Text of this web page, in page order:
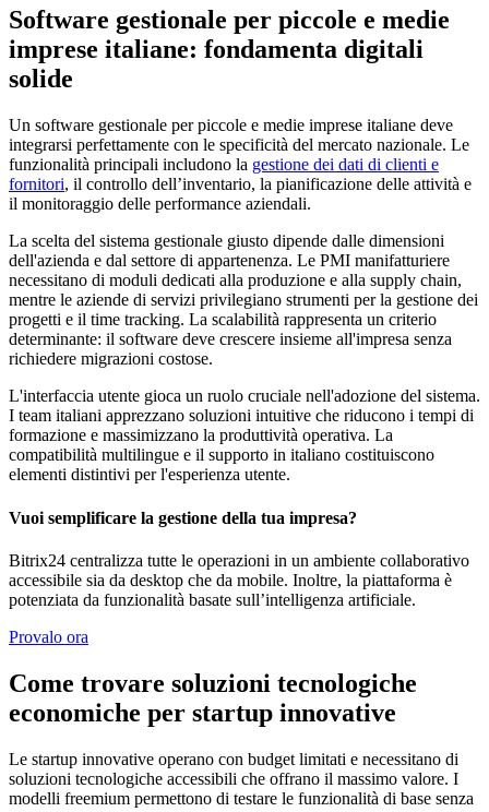
Software gestionale per piccole e medie
imprese italiane: fondamenta digitali
solide
Un software gestionale per piccole e medie imprese italiane deve
integrarsi perfettamente con le specificità del mercato nazionale. Le
funzionalità principali includono la gestione dei dati di clienti e
fornitori, il controllo dell’inventario, la pianificazione delle attività e
il monitoraggio delle performance aziendali.
La scelta del sistema gestionale giusto dipende dalle dimensioni
dell'azienda e dal settore di appartenenza. Le PMI manifatturiere
necessitano di moduli dedicati alla produzione e alla supply chain,
mentre le aziende di servizi privilegiano strumenti per la gestione dei
progetti e il time tracking. La scalabilità rappresenta un criterio
determinante: il software deve crescere insieme all'impresa senza
richiedere migrazioni costose.
L'interfaccia utente gioca un ruolo cruciale nell'adozione del sistema.
I team italiani apprezzano soluzioni intuitive che riducono i tempi di
formazione e massimizzano la produttività operativa. La
compatibilità multilingue e il supporto in italiano costituiscono
elementi distintivi per l'esperienza utente.
Vuoi semplificare la gestione della tua impresa?
Bitrix24 centralizza tutte le operazioni in un ambiente collaborativo
accessibile sia da desktop che da mobile. Inoltre, la piattaforma è
potenziata da funzionalità basate sull’intelligenza artificiale.
Provalo ora
Come trovare soluzioni tecnologiche
economiche per startup innovative
Le startup innovative operano con budget limitati e necessitano di
soluzioni tecnologiche accessibili che offrano il massimo valore. I
modelli freemium permettono di testare le funzionalità di base senza